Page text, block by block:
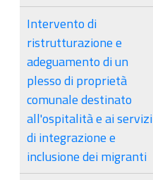
Intervento di
ristrutturazione e
adeguamento di un
plesso di proprietà
comunale destinato
all'ospitalità e ai servizi
di integrazione e
inclusione dei migranti